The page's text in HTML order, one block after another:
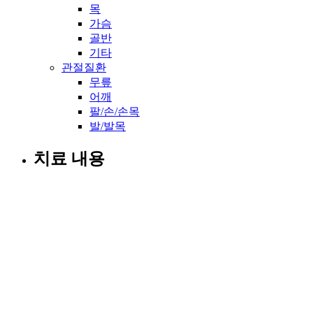
목
가슴
골반
기타
관절질환
무릎
어깨
팔/손/손목
발/발목
치료 내용